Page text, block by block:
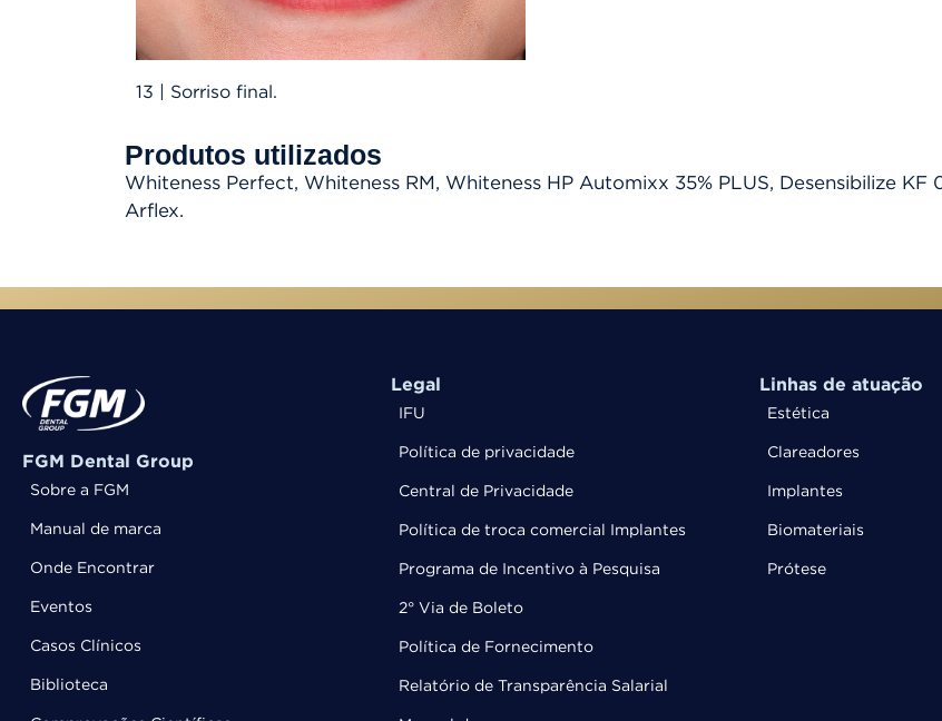
13 | Sorriso final.
Produtos utilizados
Whiteness Perfect, Whiteness RM, Whiteness HP Automixx 35% PLUS, Desensibilize KF
Arflex.
FGM Dental Group
Sobre a FGM
Manual de marca
Onde Encontrar
Eventos
Casos Clínicos
Biblioteca
Legal
IFU
Política de privacidade
Central de Privacidade
Política de troca comercial Implantes
Programa de Incentivo à Pesquisa
2° Via de Boleto
Política de Fornecimento
Relatório de Transparência Salarial
Linhas de atuação
Estética
Clareadores
Implantes
Biomateriais
Prótese